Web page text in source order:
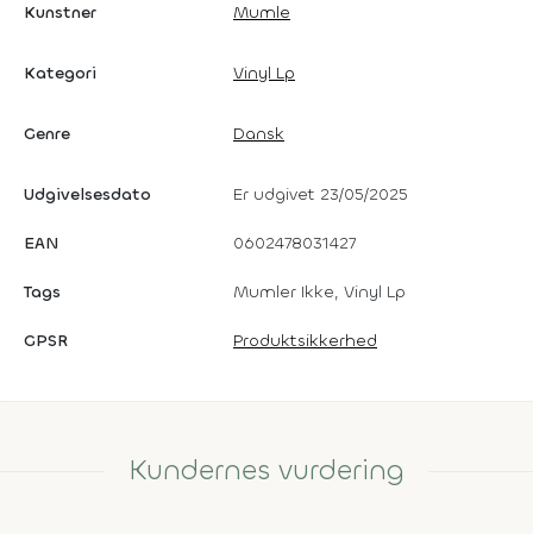
Kunstner Mumle
Kategori Vinyl Lp
Genre Dansk
Udgivelsesdato Er udgivet 23/05/2025
EAN 0602478031427
Tags Mumler Ikke, Vinyl Lp
GPSR Produktsikkerhed
Kundernes vurdering